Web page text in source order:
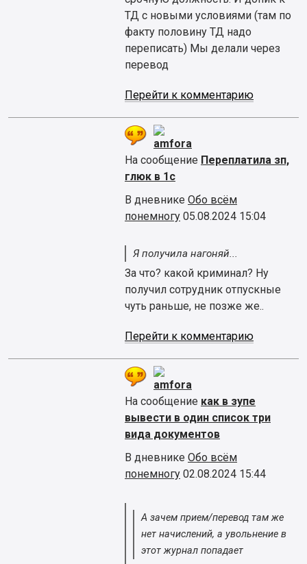
ТД с новыми условиями (там по
факту половину ТД надо
переписать) Мы делали через
перевод
Перейти к комментарию
amfora
На сообщение Переплатила зп,
глюк в 1с
В дневнике Обо всём
понемногу 05.08.2024 15:04
Я получила нагоняй...
За что? какой криминал? Ну
получил сотрудник отпускные
чуть раньше, не позже же..
Перейти к комментарию
amfora
На сообщение как в зупе
вывести в один список три
вида документов
В дневнике Обо всём
понемногу 02.08.2024 15:44
А зачем прием/перевод там же
нет начислений, а увольнение в
этот журнал попадает